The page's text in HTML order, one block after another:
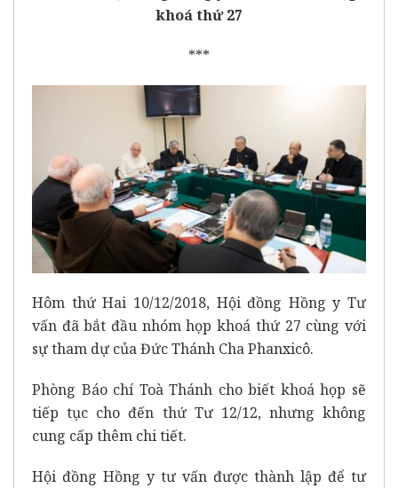
khoá thứ 27
***
Hôm thứ Hai 10/12/2018, Hội đồng Hồng y Tư
vấn đã bắt đầu nhóm họp khoá thứ 27 cùng với
sự tham dự của Đức Thánh Cha Phanxicô.
Phòng Báo chí Toà Thánh cho biết khoá họp sẽ
tiếp tục cho đến thứ Tư 12/12, nhưng không
cung cấp thêm chi tiết.
Hội đồng Hồng y tư vấn được thành lập để tư